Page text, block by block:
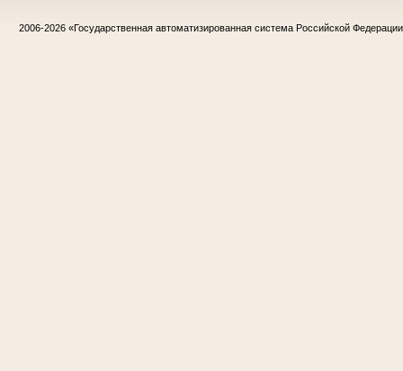
2006-2026 «Государственная автоматизированная система Российской